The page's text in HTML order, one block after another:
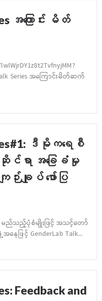
အကြောင်း မိတ်
Talk Series အကြောင်းမိတ်ဆက်
ဒီမိုကရေစီ
ရာ အခြေခံမှု
ဉ်းချုပ် ဖော်ပြ
ည်သည့်ပုံစံမျိုးဖြင့် အသင့်တော်
နေဖြင့် GenderLab Talk...
Feedback and